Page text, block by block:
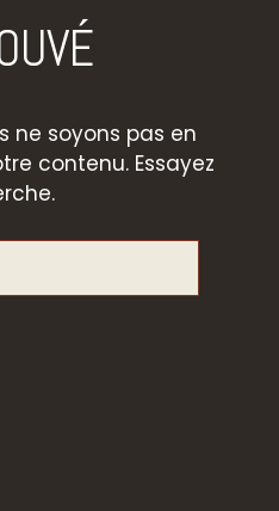
ne soyons pas en
contenu. Essayez